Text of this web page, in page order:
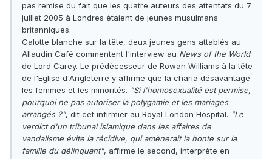
pas remise du fait que les quatre auteurs des attentats du 7
juillet 2005 à Londres étaient de jeunes musulmans
britanniques.
Calotte blanche sur la tête, deux jeunes gens attablés au
Allaudin Café commentent l'interview au News of the World
de Lord Carey. Le prédécesseur de Rowan Williams à la tête
de l'Eglise d'Angleterre y affirme que la charia désavantage
les femmes et les minorités. "Si l'homosexualité est permise,
pourquoi ne pas autoriser la polygamie et les mariages
arrangés ?", dit cet infirmier au Royal London Hospital. "Le
verdict d'un tribunal islamique dans les affaires de
vandalisme évite la récidive, qui amènerait la honte sur la
famille du délinquant", affirme le second, interprète en